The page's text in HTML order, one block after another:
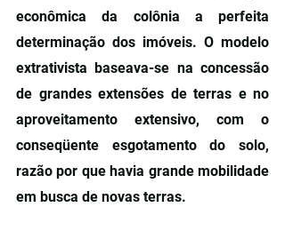
econômica da colônia a perfeita
determinação dos imóveis. O modelo
extrativista baseava-se na concessão
de grandes extensões de terras e no
aproveitamento extensivo, com o
conseqüente esgotamento do solo,
razão por que havia grande mobilidade
em busca de novas terras.